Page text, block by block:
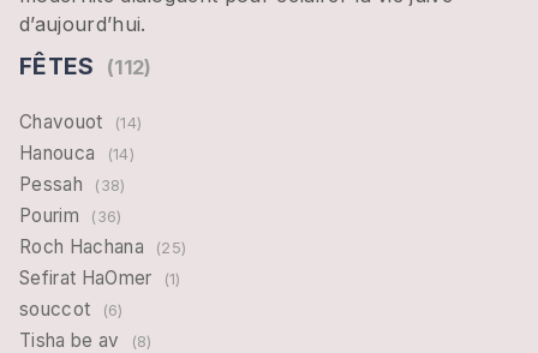
d’aujourd’hui.
FÊTES (112)
Chavouot (14)
Hanouca (14)
Pessah (38)
Pourim (36)
Roch Hachana (25)
Sefirat HaOmer (1)
souccot (6)
Tisha be av (8)